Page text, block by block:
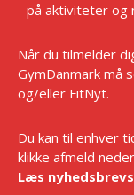
på aktiviteter og
Når du tilmelder
GymDanmark må
og/eller FitNyt.
Du kan til enhver
klikke afmeld
Læs